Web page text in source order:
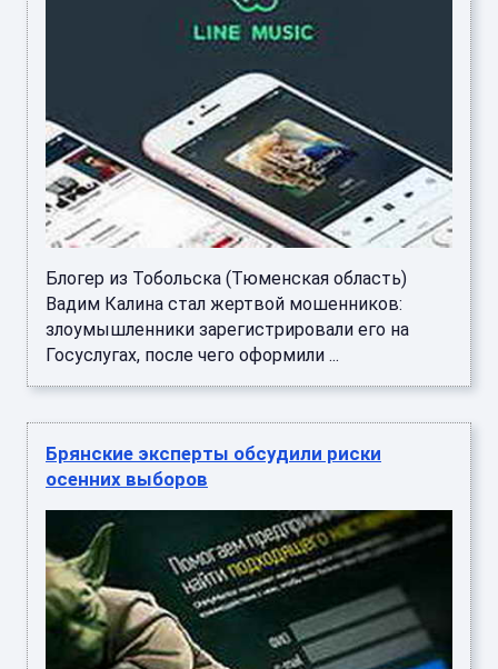
Блогер из Тобольска (Тюменская область)
Вадим Калина стал жертвой мошенников:
злоумышленники зарегистрировали его на
Госуслугах, после чего оформили ...
Брянские эксперты обсудили риски
осенних выборов